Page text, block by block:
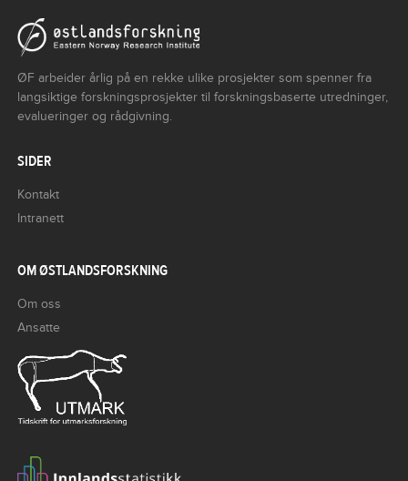
ØF arbeider årlig på en rekke ulike prosjekter som spenner fra
langsiktige forskningsprosjekter til forskningsbaserte utredninger,
evalueringer og rådgivning.
SIDER
Kontakt
Intranett
OM ØSTLANDSFORSKNING
Om oss
Ansatte